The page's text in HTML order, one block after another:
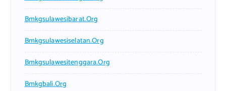
Bmkgsulawesibarat.org
Bmkgsulawesiselatan.org
Bmkgsulawesitenggara.org
Bmkgbali.org